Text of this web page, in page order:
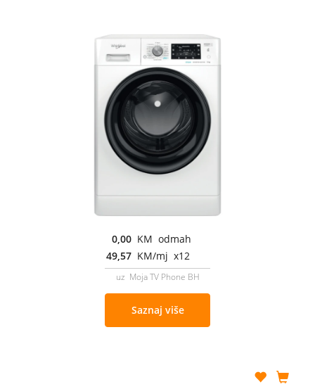
0,00 KM odmah
49,57 KM/mj x12
uz Moja TV Phone BH
Saznaj više